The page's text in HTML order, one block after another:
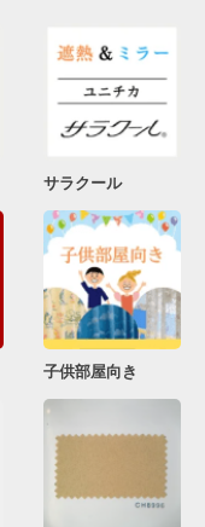
サラクール
子供部屋向き